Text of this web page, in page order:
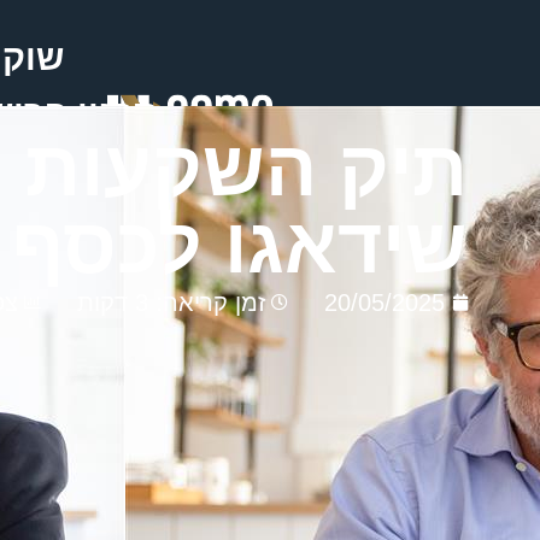
תכנון
תיק השקעות
שידאגו
20/05/2025 זמן קריאה: 3 דקות